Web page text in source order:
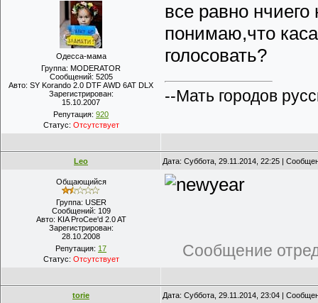
Одесса-мама
Группа: MODERATOR
Сообщений: 5205
Авто: SY Korando 2.0 DTF AWD 6AT DLX
Зарегистрирован:
15.10.2007
Репутация: 920
Статус: Отсутствует
все равно
понимаю,что
голосовать?
--Мать городов
Leo Дата: Суббота, 29.11.2014, 22:25 |
Общающийся
Группа: USER
Сообщений: 109
Авто: KIA ProCee'd 2.0 AT
Зарегистрирован:
28.10.2008
Репутация: 17
Статус: Отсутствует Сообщение
torie Дата: Суббота, 29.11.2014, 23:04 |